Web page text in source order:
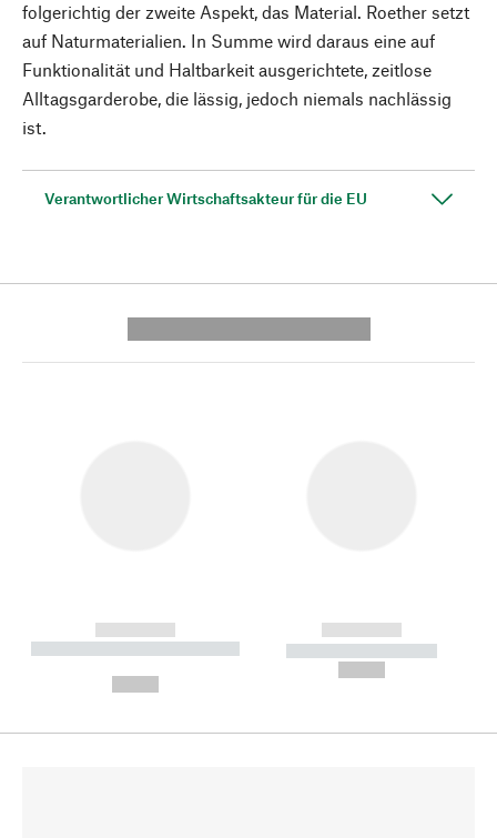
folgerichtig der zweite Aspekt, das Material. Roether setzt
auf Naturmaterialien. In Summe wird daraus eine auf
Funktionalität und Haltbarkeit ausgerichtete, zeitlose
Alltagsgarderobe, die lässig, jedoch niemals nachlässig
ist.
Verantwortlicher Wirtschaftsakteur für die EU
------------
----------- ----------- --------
------------
----------- -----------